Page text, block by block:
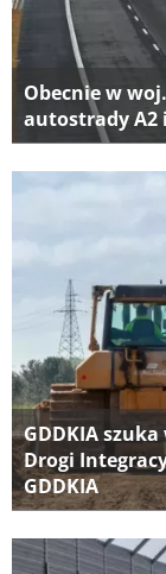
Obecnie w
autostrady A2
GDDKIA
Drogi
GDDKIA